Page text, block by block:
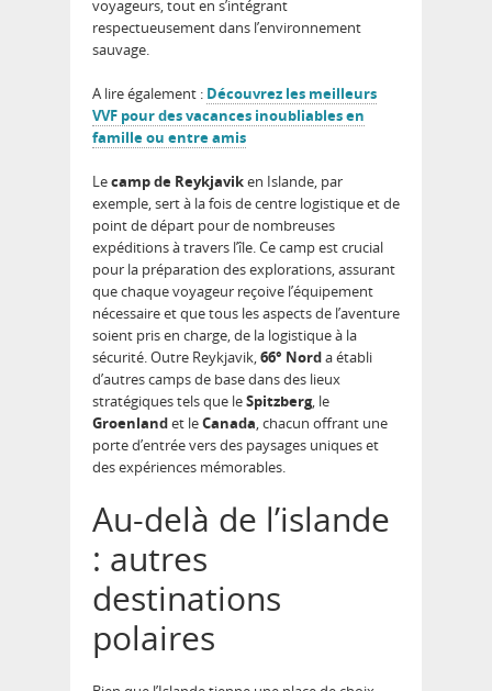
voyageurs, tout en s’intégrant
respectueusement dans l’environnement
sauvage.
A lire également : Découvrez les meilleurs
VVF pour des vacances inoubliables en
famille ou entre amis
Lecamp de Reykjaviken Islande, par
exemple, sert à la fois de centre logistique et de
point de départ pour de nombreuses
expéditions à travers l’île. Ce camp est crucial
pour la préparation des explorations, assurant
que chaque voyageur reçoive l’équipement
nécessaire et que tous les aspects de l’aventure
soient pris en charge, de la logistique à la
sécurité. Outre Reykjavik,66° Norda établi
d’autres camps de base dans des lieux
stratégiques tels que leSpitzberg, le
Groenlandet leCanada, chacun offrant une
porte d’entrée vers des paysages uniques et
des expériences mémorables.
Au-delà de l’islande
: autres
destinations
polaires